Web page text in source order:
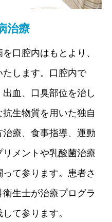
治療
口腔内はもとより、
たします。口腔内で
血、口臭部位を治し
生物質を用いた独自
療、食事指導、運動
メントや乳酸菌治療
て参ります。患者さ
生士が治療プログラ
て参ります。